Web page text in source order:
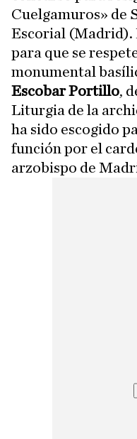
Cuelgamuros» de
Escorial (Madrid).
para que se
monumental
Escobar Portillo,
Liturgia de la
ha sido escogido
función por el
arzobispo de